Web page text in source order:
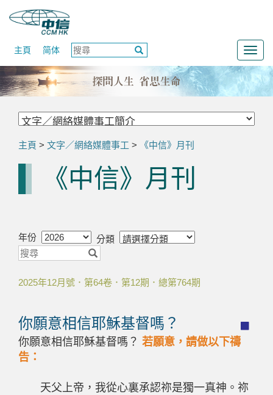
主頁 简体
主頁 > 文字／網絡媒體事工 > 《中信》月刊
《中信》月刊
年份 分類
2025年12月號．第64卷．第12期．總第764期
你願意相信耶穌基督嗎？
你願意相信耶穌基督嗎？ 若願意，請做以下禱
告：
天父上帝，我從心裏承認祢是獨一真神。祢